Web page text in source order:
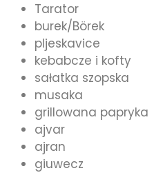
Tarator
burek/Börek
pljeskavice
kebabcze i kofty
sałatka szopska
musaka
grillowana papryka
ajvar
ajran
giuwecz